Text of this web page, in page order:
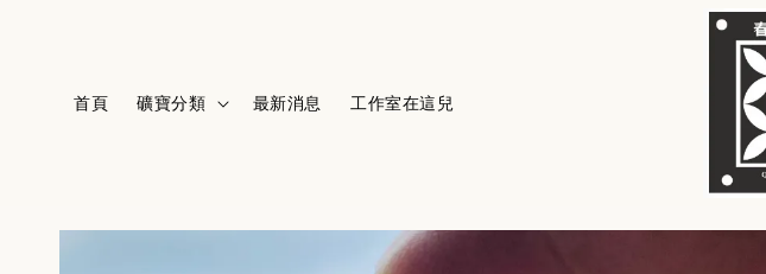
首頁 礦寶分類 最新消息 工作室在這兒